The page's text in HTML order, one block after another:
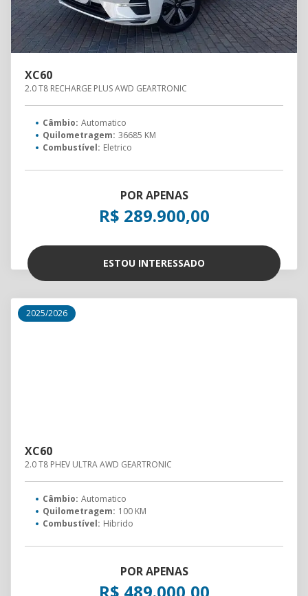
XC60
2.0 T8 RECHARGE PLUS AWD GEARTRONIC
Câmbio: Automatico
Quilometragem: 36685 KM
Combustível: Eletrico
POR APENAS
R$ 289.900,00
ESTOU INTERESSADO
2025/2026
XC60
2.0 T8 PHEV ULTRA AWD GEARTRONIC
Câmbio: Automatico
Quilometragem: 100 KM
Combustível: Hibrido
POR APENAS
R$ 489.000,00